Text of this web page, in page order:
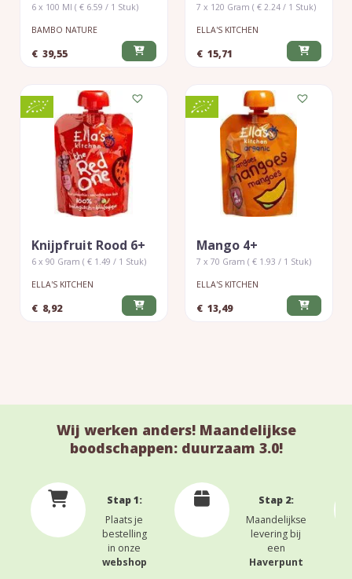
6 x 100 Ml ( € 6.59 / 1 Stuk)
BAMBO NATURE
€ 39,55
7 x 120 Gram ( € 2.24 / 1 Stuk)
ELLA'S KITCHEN
€ 15,71
Knijpfruit Rood 6+
6 x 90 Gram ( € 1.49 / 1 Stuk)
ELLA'S KITCHEN
€ 8,92
Mango 4+
7 x 70 Gram ( € 1.93 / 1 Stuk)
ELLA'S KITCHEN
€ 13,49
Wij werken anders! Maandelijkse
boodschappen: duurzaam 3.0!
Stap 1:
Plaats je
bestelling
in onze
webshop
Stap 2:
Maandelijkse
levering bij
een
Haverpunt